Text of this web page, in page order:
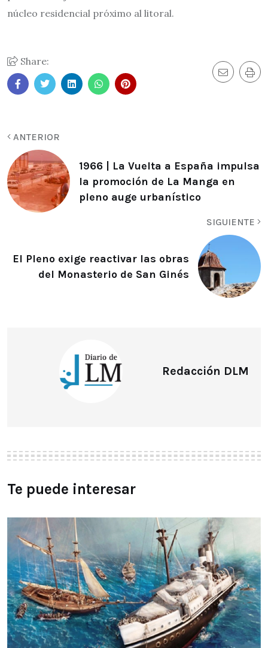
núcleo residencial próximo al litoral.
Share:
ANTERIOR
1966 | La Vuelta a España impulsa
la promoción de La Manga en
pleno auge urbanístico
SIGUIENTE
El Pleno exige reactivar las obras
del Monasterio de San Ginés
Redacción DLM
Te puede interesar